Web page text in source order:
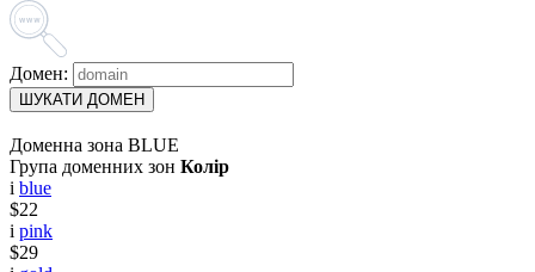
Домен:
ШУКАТИ ДОМЕН
Доменна зона BLUE
Група доменних зон Колір
i blue
$22
i pink
$29